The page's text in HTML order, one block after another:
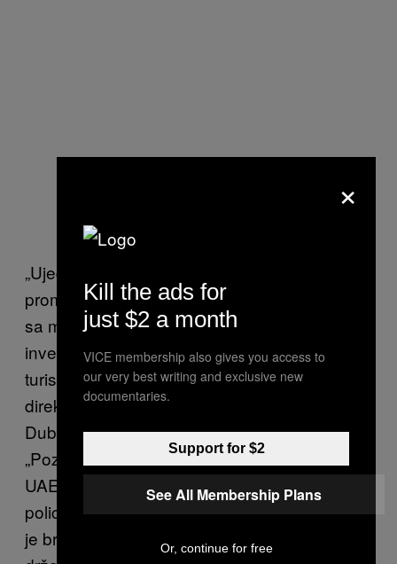
„Ujedinjeni Arapski Emirati se strancima
promovišu kao glamurozno mesto za zabavu,
sa marketingom osmišljenim da namami
investitore, kvalifikovanu radnu snagu i
turiste“, rekla je Rada Strling, izvršna
direktorka nevladine organizacije Detained in
Dubai koja pomaže Hudu i njegovoj porodici.
„Poznate ličnosti su plaćene da promovišu
UAE, iskrivljujuči maskirajući za novac. Rad
policije Dubaija u slučajevima droge rezultirao
je brojnim nepravednim pritvaranjem stranih
×
Kill the ads for
just $2 a month
VICE membership also gives you access to
our very best writing and exclusive new
documentaries.
Support for $2
See All Membership Plans
Or, continue for free